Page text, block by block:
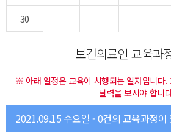
30
보건의료인 교육과
※ 아래 일정은 교육이 시행되는 일자입니다.
달력을 보셔야 합니
2021.09.15 수요일 - 0건의 교육과정이